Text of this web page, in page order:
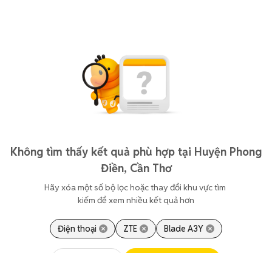
Không tìm thấy kết quả phù hợp tại Huyện Phong
Điền, Cần Thơ
Hãy xóa một số bộ lọc hoặc thay đổi khu vực tìm
kiếm để xem nhiều kết quả hơn
Điện thoại ZTE Blade A3Y